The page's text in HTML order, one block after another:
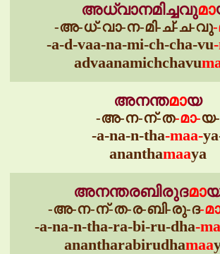
അധ്വാനമിച്ചവുമാ
-അ-ധ്-വാ-ന-മി-ച്-ച-വു
-a-d-vaa-na-mi-ch-cha-vu
advaanamichchavu
അനന്തമായ
-അ-ന-ന്-ത-മാ-യ-
-a-na-n-tha-maa-
ananthamaaya
അനന്തരബിരുദമാ
-അ-ന-ന്-ത-ര-ബി-രു-ദ-
-a-na-n-tha-ra-bi-ru-dha-
anantharabirudhamaa